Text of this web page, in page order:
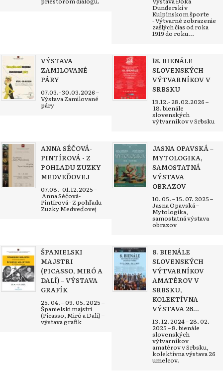
Dunđerski v
Kulpínskom športe
- Výtvarné zobrazenie
zašlých čias od roka
1919 do roku...
VÝSTAVA
ZAMILOVANÉ
PÁRY
07.03.- 30.03.2026 –
Výstava Zamilované
páry
18. BIENÁLE
SLOVENSKÝCH
VÝTVARNÍKOV V
SRBSKU
13.12.- 28.02.2026 –
18. bienále
slovenských
výtvarníkov v Srbsku
ANNA SÉČOVÁ-
PINTÍROVÁ - Z
POHĽADU ZUZKY
MEDVEĎOVEJ
07.08.- 01.12.2025 –
Anna Séčová-
Pintírová - Z pohľadu
Zuzky Medveďovej
JASNA OPAVSKÁ –
MYTOLOGIKA,
SAMOSTATNÁ
VÝSTAVA
OBRAZOV
10. 05. – 15. 07. 2025 –
Jasna Opavská –
Mytologika,
samostatná výstava
obrazov
ŠPANIELSKI
MAJSTRI
(PICASSO, MIRÓ A
DALÍ) – VÝSTAVA
GRAFÍK
25. 04. – 09. 05. 2025 –
Španielski majstri
(Picasso, Miró a Dalí) –
výstava grafík
8. BIENÁLE
SLOVENSKÝCH
VÝTVARNÍKOV
AMATÉROV V
SRBSKU,
KOLEKTÍVNA
VÝSTAVA 26...
13. 12. 2024 – 28. 02.
2025 – 8. bienále
slovenských
výtvarníkov
amatérov v Srbsku,
kolektívna výstava 26
umelcov.